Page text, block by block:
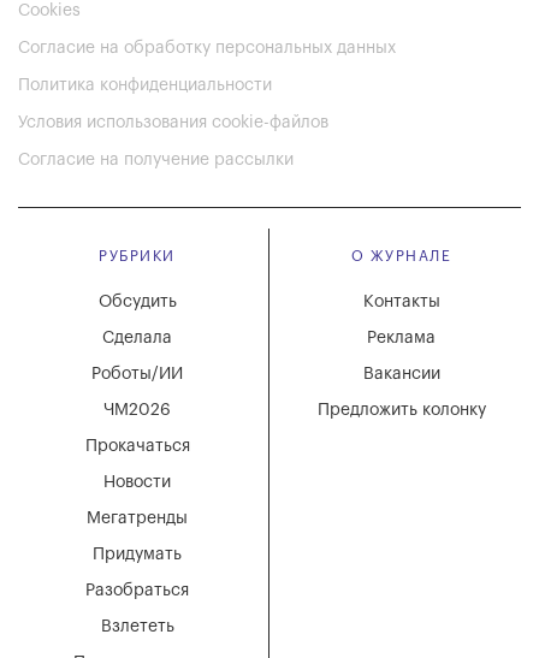
Cookies
Согласие на обработку персональных данных
Политика конфиденциальности
Условия использования cookie-файлов
Согласие на получение рассылки
РУБРИКИ
Мегатренды
Придумать
Разобраться
Взлететь
Новости
Обсудить
Сделала
Роботы/ИИ
ЧМ2026
Прокачаться
О ЖУРНАЛЕ
Вакансии
Реклама
Контакты
Предложить колонку